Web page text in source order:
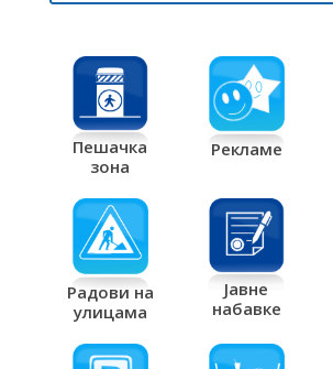
Пешачка
зона
Рекламе
Радови на
улицама
Јавне
набавке